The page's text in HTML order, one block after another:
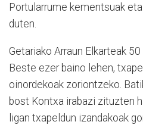
Portularrume kementsuak
duten.
Getariako Arraun Elkarteak
Beste ezer baino lehen,
oinordekoak zoriontzeko.
bost Kontxa irabazi zituzten
ligan txapeldun izandakoak